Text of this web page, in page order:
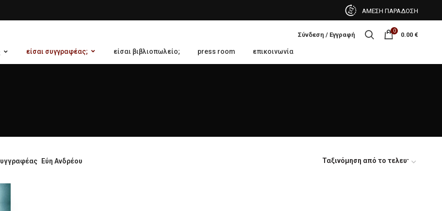
ΑΜΕΣΗ ΠΑΡΑΔΟΣΗ
Σύνδεση / Εγγραφή 0 0.00 €
είσαι συγγραφέας; είσαι βιβλιοπωλείο; press room επικοινωνία
Εύη Ανδρέου